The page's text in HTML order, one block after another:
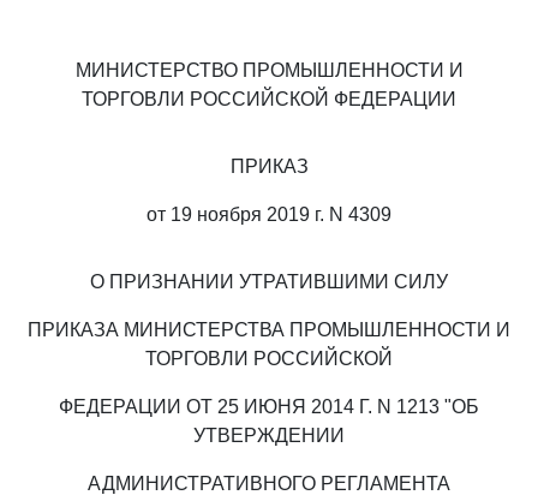
МИНИСТЕРСТВО ПРОМЫШЛЕННОСТИ И
ТОРГОВЛИ РОССИЙСКОЙ ФЕДЕРАЦИИ
ПРИКАЗ
от 19 ноября 2019 г. N 4309
О ПРИЗНАНИИ УТРАТИВШИМИ СИЛУ
ПРИКАЗА МИНИСТЕРСТВА ПРОМЫШЛЕННОСТИ И
ТОРГОВЛИ РОССИЙСКОЙ
ФЕДЕРАЦИИ ОТ 25 ИЮНЯ 2014 Г. N 1213 "ОБ
УТВЕРЖДЕНИИ
АДМИНИСТРАТИВНОГО РЕГЛАМЕНТА